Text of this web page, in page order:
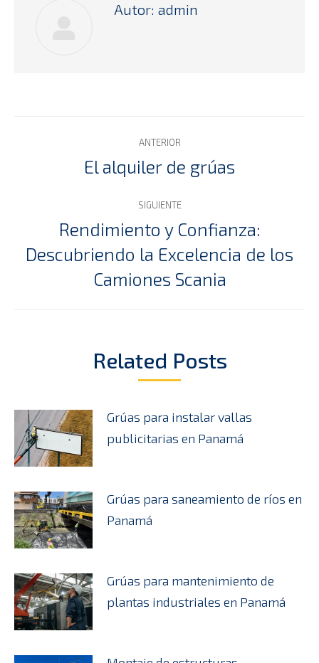
Autor: admin
Navegación
publicaciones
ANTERIOR
Publicación
El alquiler de grúas
SIGUIENTE
Publicación
siguiente:
Rendimiento y Confianza:
Descubriendo la Excelencia de los
Camiones Scania
Related Posts
Grúas para instalar vallas
publicitarias en Panamá
Grúas para saneamiento de ríos en
Panamá
Grúas para mantenimiento de
plantas industriales en Panamá